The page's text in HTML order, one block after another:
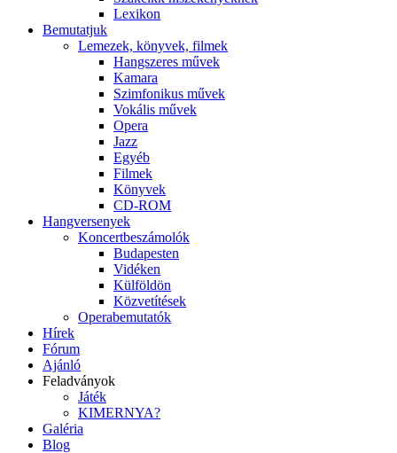
Lexikon
Bemutatjuk
Lemezek, könyvek, filmek
Hangszeres művek
Kamara
Szimfonikus művek
Vokális művek
Opera
Jazz
Egyéb
Filmek
Könyvek
CD-ROM
Hangversenyek
Koncertbeszámolók
Budapesten
Vidéken
Külföldön
Közvetítések
Operabemutatók
Hírek
Fórum
Ajánló
Feladványok
Játék
KIMERNYA?
Galéria
Blog